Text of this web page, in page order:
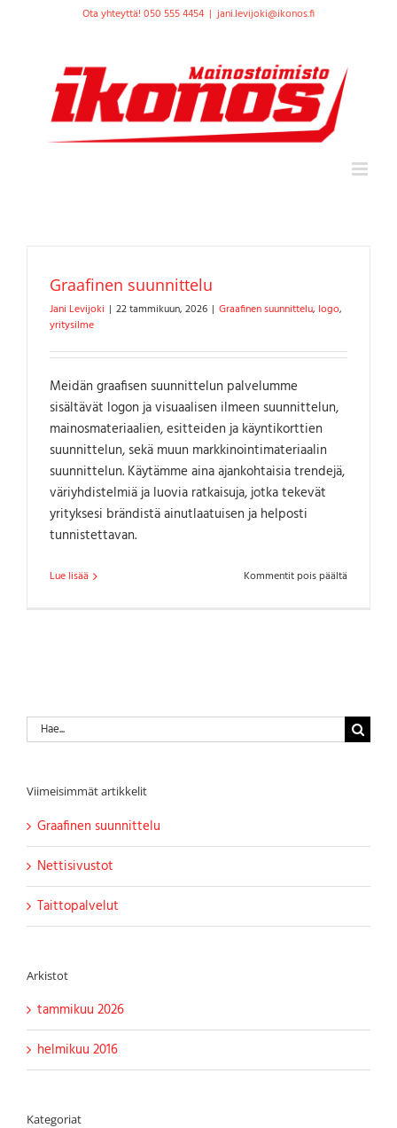
Ota yhteyttä! 050 555 4454 | jani.levijoki@ikonos.fi
Graafinen suunnittelu
Jani Levijoki | 22 tammikuun, 2026 | Graafinen suunnittelu, logo,
yritysilme
Meidän graafisen suunnittelun palvelumme
sisältävät logon ja visuaalisen ilmeen suunnittelun,
mainosmateriaalien, esitteiden ja käyntikorttien
suunnittelun, sekä muun markkinointimateriaalin
suunnittelun. Käytämme aina ajankohtaisia trendejä,
väriyhdistelmiä ja luovia ratkaisuja, jotka tekevät
yrityksesi brändistä ainutlaatuisen ja helposti
tunnistettavan.
Lue lisää Kommentit pois päältä
Etsi
...
Viimeisimmät artikkelit
Graafinen suunnittelu
Nettisivustot
Taittopalvelut
Arkistot
tammikuu 2026
helmikuu 2016
Kategoriat